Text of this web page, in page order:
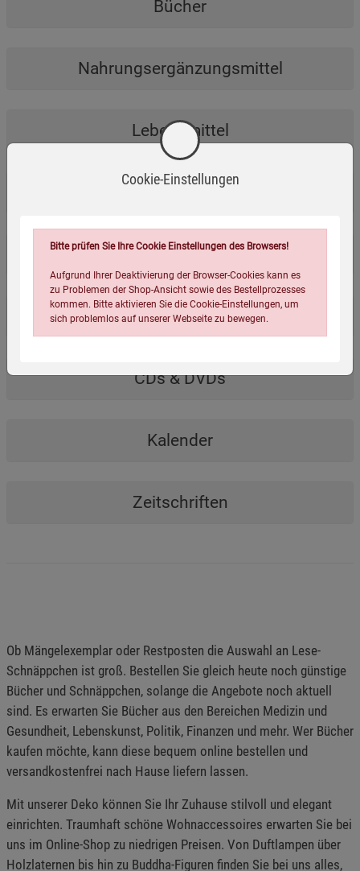
Bücher
Nahrungsergänzungsmittel
Lebensmittel
Outdoor & Survival
Haus & Garten
CDs & DVDs
Kalender
Zeitschriften
Ob Mängelexemplar oder Restposten die Auswahl an Lese-
Schnäppchen ist groß. Bestellen Sie gleich heute noch günstige
Bücher und Schnäppchen, solange die Angebote noch aktuell
sind. Es erwarten Sie Bücher aus den Bereichen Medizin und
Gesundheit, Lebenskunst, Politik, Finanzen und mehr. Wer Bücher
kaufen möchte, kann diese bequem online bestellen und
versandkostenfrei nach Hause liefern lassen.
Mit unserer Deko können Sie Ihr Zuhause stilvoll und elegant
einrichten. Traumhaft schöne Wohnaccessoires erwarten Sie bei
uns im Online-Shop zu niedrigen Preisen. Von Duftlampen über
Holzlaternen bis hin zu Buddha-Figuren finden Sie bei uns alles,
Cookie-Einstellungen
Bitte prüfen Sie Ihre Cookie Einstellungen des Browsers!
Aufgrund Ihrer Deaktivierung der Browser-Cookies kann es
zu Problemen der Shop-Ansicht sowie des Bestellprozesses
kommen. Bitte aktivieren Sie die Cookie-Einstellungen, um
sich problemlos auf unserer Webseite zu bewegen.
Einstellungen speichern für die Gruppe
Einwilligung nicht erteilen
Funktionale Cookies (1) Funktionale
Beschreibung Funktionale Cookies
Cookie-Informationenanzeigen
Statistik Cookies (2) Statistik Cookies
Beschreibung Statistik Cookies
Cookie-Informationenanzeigen
Marketing Cookies (3) Marketing Cookies